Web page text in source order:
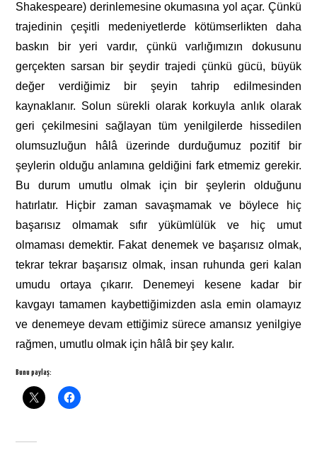
Shakespeare) derinlemesine okumasına yol açar. Çünkü
trajedinin çeşitli medeniyetlerde kötümserlikten daha
baskın bir yeri vardır, çünkü varlığımızın dokusunu
gerçekten sarsan bir şeydir trajedi çünkü gücü, büyük
değer verdiğimiz bir şeyin tahrip edilmesinden
kaynaklanır. Solun sürekli olarak korkuyla anlık olarak
geri çekilmesini sağlayan tüm yenilgilerde hissedilen
olumsuzluğun hâlâ üzerinde durduğumuz pozitif bir
şeylerin olduğu anlamına geldiğini fark etmemiz gerekir.
Bu durum umutlu olmak için bir şeylerin olduğunu
hatırlatır. Hiçbir zaman savaşmamak ve böylece hiç
başarısız olmamak sıfır yükümlülük ve hiç umut
olmaması demektir. Fakat denemek ve başarısız olmak,
tekrar tekrar başarısız olmak, insan ruhunda geri kalan
umudu ortaya çıkarır. Denemeyi kesene kadar bir
kavgayı tamamen kaybettiğimizden asla emin olamayız
ve denemeye devam ettiğimiz sürece amansız yenilgiye
rağmen, umutlu olmak için hâlâ bir şey kalır.
Bunu paylaş: